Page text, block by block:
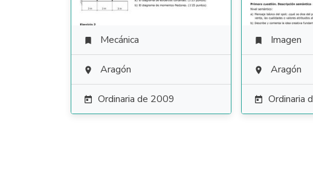
 Mecánica
 Aragón
 Ordinaria de 2009
 Imagen
 Aragón
 Ordinaria